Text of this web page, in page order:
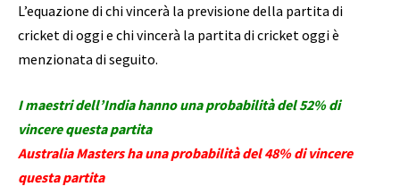
L’equazione di chi vincerà la previsione della partita di
cricket di oggi e chi vincerà la partita di cricket oggi è
menzionata di seguito.
I maestri dell’India hanno una probabilità del 52% di
vincere questa partita
Australia Masters ha una probabilità del 48% di vincere
questa partita